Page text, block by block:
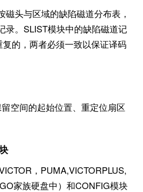
头与区域的缺陷磁道分布表，
录。SLIST模块中的缺陷磁道记
的，两者必须一致以保证译码
空间的起始位置、重定位扇区
，PUMA,VICTORPLUS,
家族硬盘中）和CONFIG模块